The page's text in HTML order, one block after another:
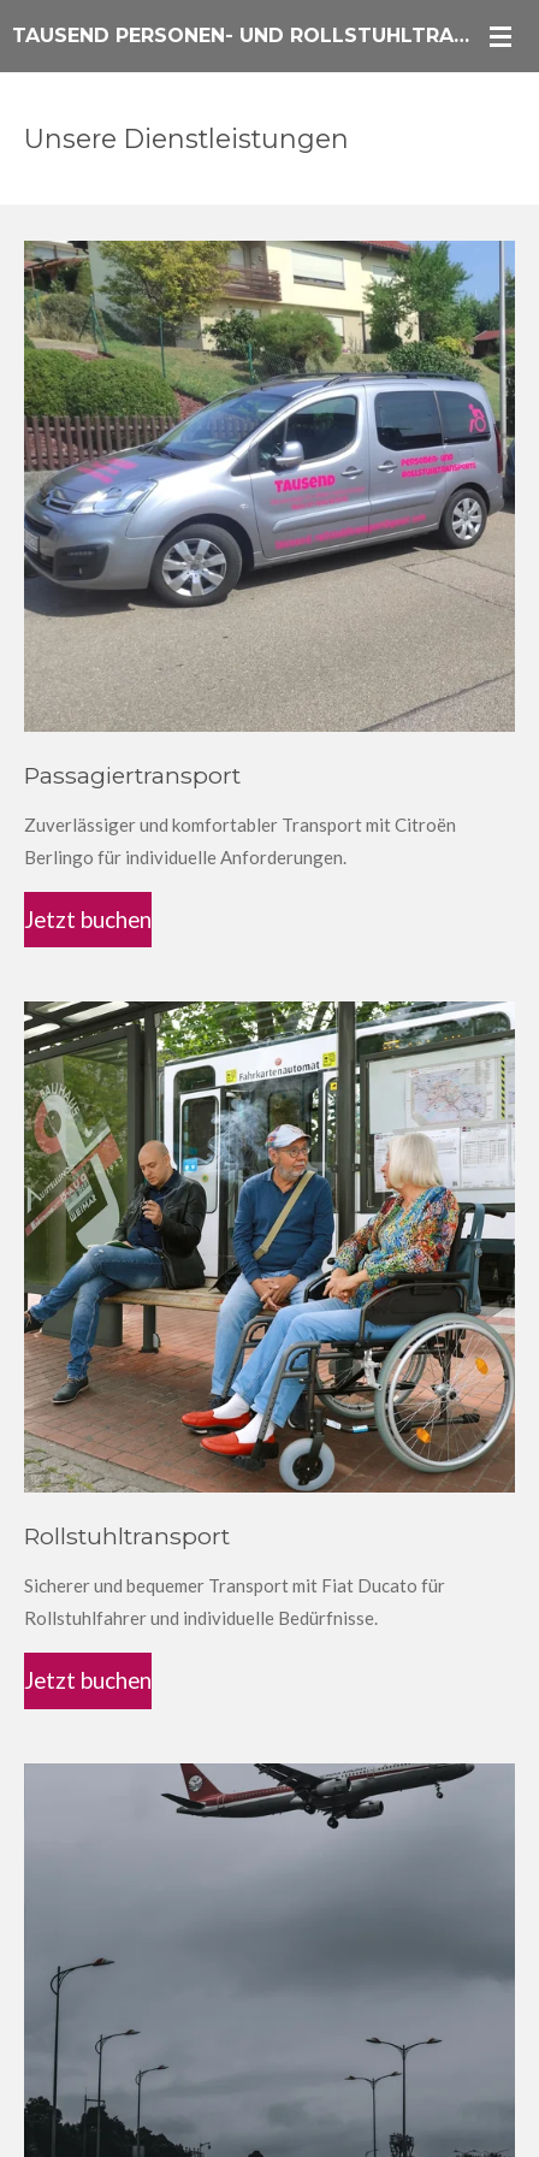
Zum
TAUSEND PERSONEN- UND ROLLSTUHLTRANSPORTE
Unsere Dienstleistungen
Passagiertransport
Zuverlässiger und komfortabler Transport mit Citroën
Berlingo für individuelle Anforderungen.
Jetzt buchen
Rollstuhltransport
Sicherer und bequemer Transport mit Fiat Ducato für
Rollstuhlfahrer und individuelle Bedürfnisse.
Jetzt buchen